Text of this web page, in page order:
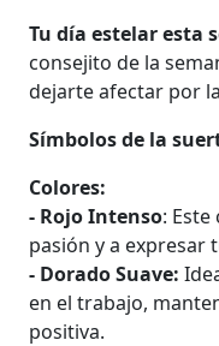
Tu día estelar esta
consejito de la
dejarte afectar por
Símbolos de la
Colores:
- Rojo Intenso:
pasión y a expresar
- Dorado Suave:
en el trabajo,
positiva.